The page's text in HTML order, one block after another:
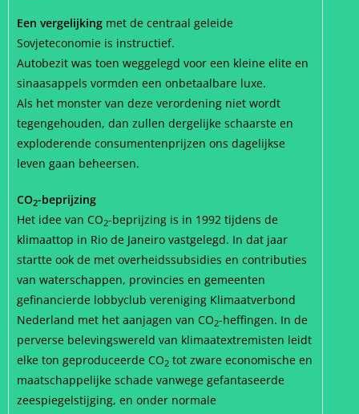
Een vergelijking met de centraal geleide
Sovjeteconomie is instructief.
Autobezit was toen weggelegd voor een kleine elite en
sinaasappels vormden een onbetaalbare luxe.
Als het monster van deze verordening niet wordt
tegengehouden, dan zullen dergelijke schaarste en
exploderende consumentenprijzen ons dagelijkse
leven gaan beheersen.
CO2-beprijzing
Het idee van CO2-beprijzing is in 1992 tijdens de
klimaattop in Rio de Janeiro vastgelegd. In dat jaar
startte ook de met overheidssubsidies en contributies
van waterschappen, provincies en gemeenten
gefinancierde lobbyclub vereniging Klimaatverbond
Nederland met het aanjagen van CO2-heffingen. In de
perverse belevingswereld van klimaatextremisten leidt
elke ton geproduceerde CO2 tot zware economische en
maatschappelijke schade vanwege gefantaseerde
zeespiegelstijging, en onder normale